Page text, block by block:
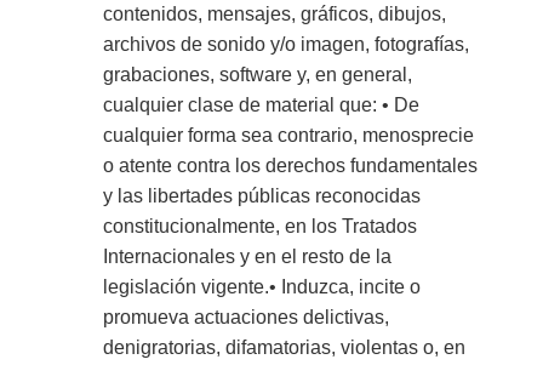
contenidos, mensajes, gráficos, dibujos,
archivos de sonido y/o imagen, fotografías,
grabaciones, software y, en general,
cualquier clase de material que: • De
cualquier forma sea contrario, menosprecie
o atente contra los derechos fundamentales
y las libertades públicas reconocidas
constitucionalmente, en los Tratados
Internacionales y en el resto de la
legislación vigente.• Induzca, incite o
promueva actuaciones delictivas,
denigratorias, difamatorias, violentas o, en